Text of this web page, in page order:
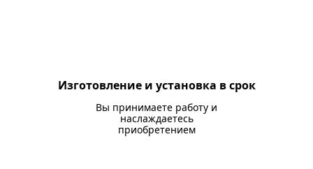
Изготовление и установка в срок
Вы принимаете работу и
наслаждаетесь
приобретением